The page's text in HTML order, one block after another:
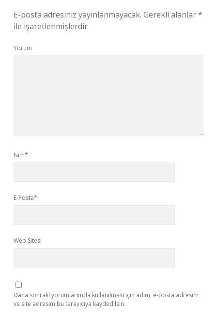
E-posta adresiniz yayınlanmayacak. Gerekli alanlar*
ile işaretlenmişlerdir
Yorum
İsim*
E-Posta*
Web Sitesi
Daha sonraki yorumlarımda kullanılması için adım, e-posta adresim
ve site adresim bu tarayıcıya kaydedilsin.